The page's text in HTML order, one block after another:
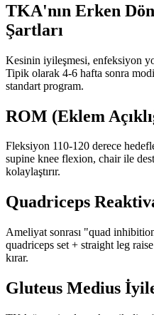
TKA'nın Erken
Şartları
Kesinin iyileşmesi, enfeksiyon
Tipik olarak 4-6 hafta sonra
standart program.
ROM (Eklem
Fleksiyon 110-120 derece
supine knee flexion, chair ile
kolaylaştırır.
Quadriceps
Ameliyat sonrası "quad
quadriceps set + straight leg
kırar.
Gluteus Medius